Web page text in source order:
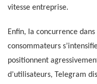
vitesse entreprise.
Enfin, la concurrence
consommateurs
positionnent
d’utilisateurs, Telegram